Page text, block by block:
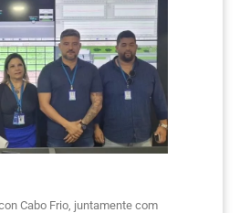
Cabo Frio, juntamente com